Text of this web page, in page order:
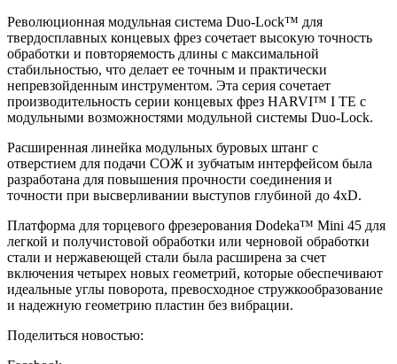
Революционная модульная система Duo-Lock™ для
твердосплавных концевых фрез сочетает высокую точность
обработки и повторяемость длины с максимальной
стабильностью, что делает ее точным и практически
непревзойденным инструментом. Эта серия сочетает
производительность серии концевых фрез HARVI™ I TE с
модульными возможностями модульной системы Duo-Lock.
Расширенная линейка модульных буровых штанг с
отверстием для подачи СОЖ и зубчатым интерфейсом была
разработана для повышения прочности соединения и
точности при высверливании выступов глубиной до 4xD.
Платформа для торцевого фрезерования Dodeka™ Mini 45 для
легкой и получистовой обработки или черновой обработки
стали и нержавеющей стали была расширена за счет
включения четырех новых геометрий, которые обеспечивают
идеальные углы поворота, превосходное стружкообразование
и надежную геометрию пластин без вибрации.
Поделиться новостью: